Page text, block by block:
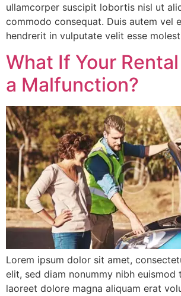
ullamcorper suscipit lobortis nisl ut
commodo consequat. Duis autem vel
hendrerit in vulputate velit esse
What If Your
a Malfunction?
Lorem ipsum dolor sit amet,
elit, sed diam nonummy nibh euismod
laoreet dolore magna aliquam erat